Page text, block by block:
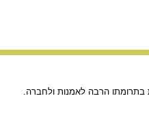
בתרומתו הרבה לאמנות ולחברה.